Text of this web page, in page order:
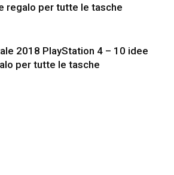
regalo per tutte le tasche
2018 PlayStation 4 – 10 idee
per tutte le tasche